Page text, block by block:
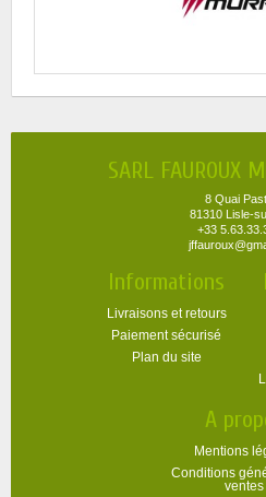
SARL FAUROUX
8 Quai
81310 Lisle-
+33
Informations
Livraisons et retours
Paiement sécurisé
Plan du site
A
Mentions
Conditions
ventes